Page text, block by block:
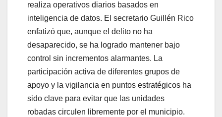
realiza operativos diarios basados en
inteligencia de datos. El secretario Guillén Rico
enfatizó que, aunque el delito no ha
desaparecido, se ha logrado mantener bajo
control sin incrementos alarmantes. La
participación activa de diferentes grupos de
apoyo y la vigilancia en puntos estratégicos ha
sido clave para evitar que las unidades
robadas circulen libremente por el municipio.